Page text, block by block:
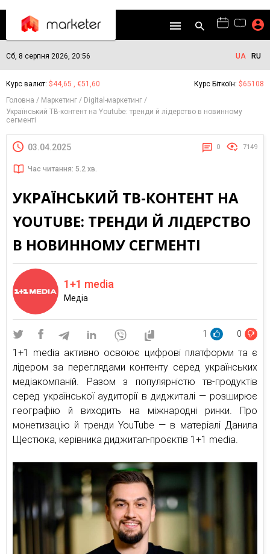
Сб, 8 серпня 2026, 20:56 UA RU
Курс валют: $44,65 , €51,60 Курс Біткоїн: $65108
Головна
Маркетинг
Digital-маркетинг
Український ТВ-контент на Youtube: тренди й лідерство в новинному
сегменті
03.04.2025 0 7149
Час читання: 5.2 хв.
УКРАЇНСЬКИЙ ТВ-КОНТЕНТ НА
YOUTUBE: ТРЕНДИ Й ЛІДЕРСТВО
В НОВИННОМУ СЕГМЕНТІ
1+1 media
Медіа
1 0
1+1 media активно освоює цифрові платформи та є
лідером за переглядами контенту серед українських
медіакомпаній. Разом з популярністю тв-продуктів
серед української аудиторії в диджиталі — розширює
географію й виходить на міжнародні ринки. Про
монетизацію й тренди YouTube — в матеріалі Данила
Щестюка, керівника диджитал-проєктів 1+1 media.